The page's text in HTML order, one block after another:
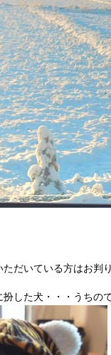
だいている方はお判
した犬・・・うちので